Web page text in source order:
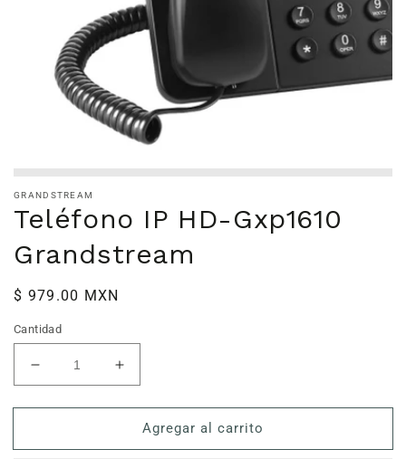
GRANDSTREAM
Teléfono IP HD-Gxp1610
Grandstream
Precio
$ 979.00 MXN
Cantidad
Reducir
cantidad
para
IP
Aumentar
cantidad
para
Teléfono
IP
Agregar al carrito